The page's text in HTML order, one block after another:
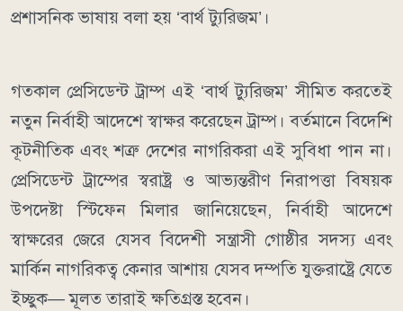
প্রশাসনিক ভাষায় বলা হয় ‘বার্থ ট্যুরিজম’।
গতকাল প্রেসিডেন্ট ট্রাম্প এই ‘বার্থ ট্যুরিজম’ সীমিত করতেই
নতুন নির্বাহী আদেশে স্বাক্ষর করেছেন ট্রাম্প। বর্তমানে বিদেশি
কূটনীতিক এবং শত্রু দেশের নাগরিকরা এই সুবিধা পান না।
প্রেসিডেন্ট ট্রাম্পের স্বরাষ্ট্র ও আভ্যন্তরীণ নিরাপত্তা বিষয়ক
উপদেষ্টা স্টিফেন মিলার জানিয়েছেন, নির্বাহী আদেশে
স্বাক্ষরের জেরে যেসব বিদেশী সন্ত্রাসী গোষ্ঠীর সদস্য এবং
মার্কিন নাগরিকত্ব কেনার আশায় যেসব দম্পতি যুক্তরাষ্ট্রে যেতে
ইচ্ছুক— মূলত তারাই ক্ষতিগ্রস্ত হবেন।